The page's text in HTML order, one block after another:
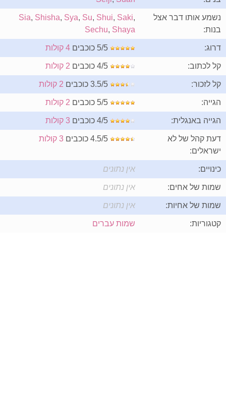
נשמע אותו דבר אצל
בנות:
Sia ,Shisha ,Sya ,Su ,Shui ,Saki
Sechu ,Shaya
דרוג: 5/5 כוכבים 4 קולות
קל לכתוב: 4/5 כוכבים 2 קולות
קל לזכור: 3.5/5 כוכבים 2 קולות
הגייה: 5/5 כוכבים 2 קולות
הגייה באנגלית: 4/5 כוכבים 3 קולות
דעת קהל של לא
ישראלים:
4.5/5 כוכבים 3 קולות
כינויים: אין נתונים
שמות של אחים: אין נתונים
שמות של אחיות: אין נתונים
קטגוריות: שמות עברים